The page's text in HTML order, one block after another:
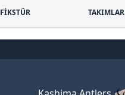
FİKSTÜR TAKIMLAR